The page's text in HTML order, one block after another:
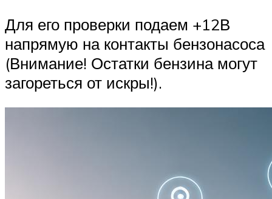
Для его проверки подаем +12В
напрямую на контакты бензонасоса
(Внимание! Остатки бензина могут
загореться от искры!).